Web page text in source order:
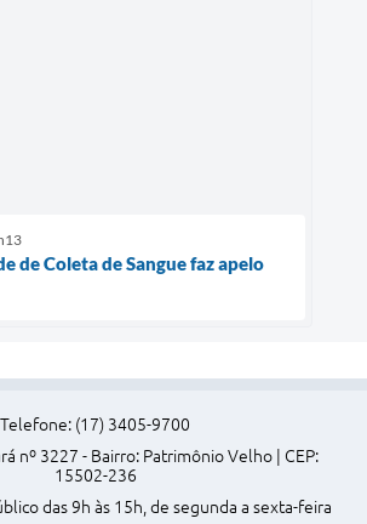
de Coleta de Sangue faz apelo
Telefone: (17) 3405-9700
nº 3227 - Bairro: Patrimônio Velho | CEP:
15502-236
das 9h às 15h, de segunda a sexta-feira